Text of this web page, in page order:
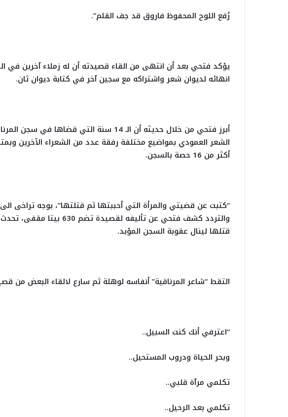
رُفع اللوح المحفوظ فاروق قد جف القلم”.
يؤكد فتحي بعد أن انتهى من القاء قصيدته أن له زملاء آخرين في
انهائه لديوان شعر واشتراكه مع سجين آخر في كتابة ديوان ثان.
أبرز فتحي من خلال حديثه أن الـ 14 سنة التي
الشعر العمودي بمواضيع مختلفة رفقة عدد من الشعراء الآخرين
أكثر من 16 حصة بالسجن.
“كتبت عن قضيتي والمرأة التي أحببتها ثم قتلتها”، بوجه تراخى
والتردد كشف فتحي عن تأليفه
قتلها لينال عقوبة السجن المؤبد.
التقط “شاعر المرناقية” أنفاسه لوهلة ثم سارع لالقاء البعض من
“اعترفي أنك كنت السبيل..
وبحر الحياة ودروب المستحيل..
تكلمي مرآة قلبي..
تكلمي بعد الرحيل..